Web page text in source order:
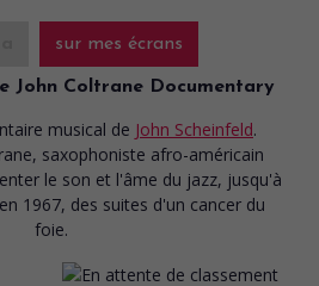
sur mes écrans
John Coltrane Documentary
musical de John Scheinfeld.
saxophoniste afro-américain
le son et l'âme du jazz, jusqu'à
1967, des suites d'un cancer du
foie.